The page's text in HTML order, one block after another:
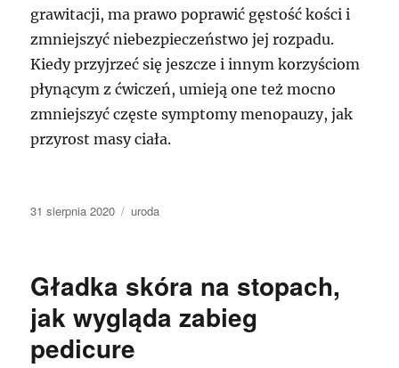
grawitacji, ma prawo poprawić gęstość kości i
zmniejszyć niebezpieczeństwo jej rozpadu.
Kiedy przyjrzeć się jeszcze i innym korzyściom
płynącym z ćwiczeń, umieją one też mocno
zmniejszyć częste symptomy menopauzy, jak
przyrost masy ciała.
Data
31 sierpnia 2020 Kategorie
uroda
Gładka skóra na stopach,
jak wygląda zabieg
pedicure